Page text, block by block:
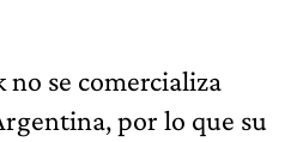
no se comercializa
por lo que su